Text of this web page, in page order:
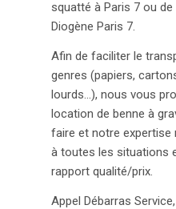
squatté à Paris 7 ou
Diogène Paris 7.
Afin de faciliter le
genres (papiers,
lourds…), nous vous
location de benne à
faire et notre expertise
à toutes les situations
rapport qualité/prix.
Appel Débarras